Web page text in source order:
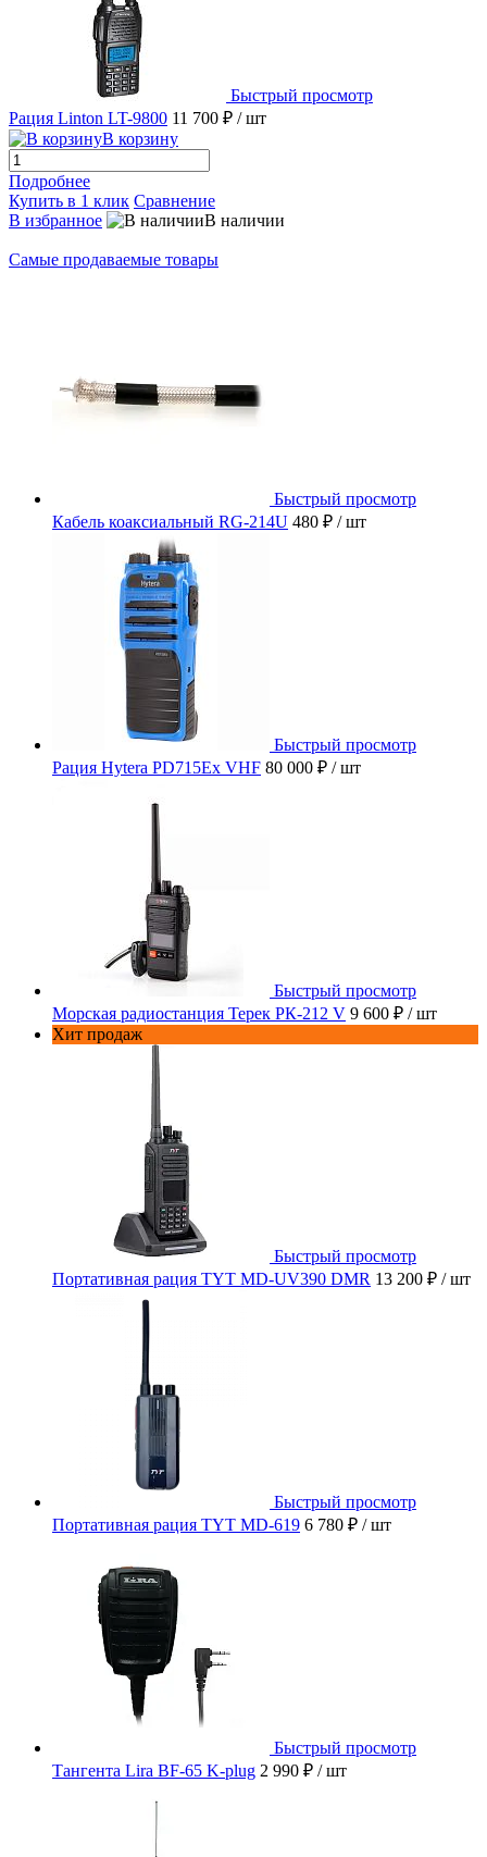
Быстрый просмотр
Рация Linton LT-9800 11 700 ₽ / шт
В корзину
Подробнее
Купить в 1 клик Сравнение
В избранное
В наличии
Самые продаваемые товары
Быстрый просмотр
Кабель коаксиальный RG-214U 480 ₽ / шт
Быстрый просмотр
Рация Hytera PD715Ex VHF 80 000 ₽ / шт
Быстрый просмотр
Морская радиостанция Терек РК-212 V 9 600 ₽ / шт
Хит продаж
Быстрый просмотр
Портативная рация TYT MD-UV390 DMR 13 200 ₽ / шт
Быстрый просмотр
Портативная рация TYT MD-619 6 780 ₽ / шт
Быстрый просмотр
Тангента Lira BF-65 K-plug 2 990 ₽ / шт